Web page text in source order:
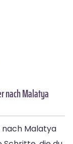
nach Malatya
nach Malatya